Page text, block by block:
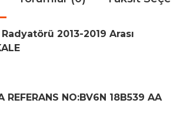
2013-2019 Arası
REFERANS NO:BV6N 18B539 AA